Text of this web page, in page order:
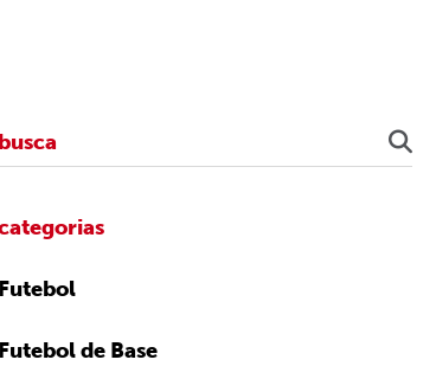
Futebol
Futebol de Base